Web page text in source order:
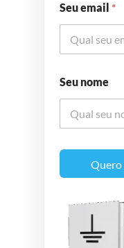
Seu email *
Seu nome
Quero